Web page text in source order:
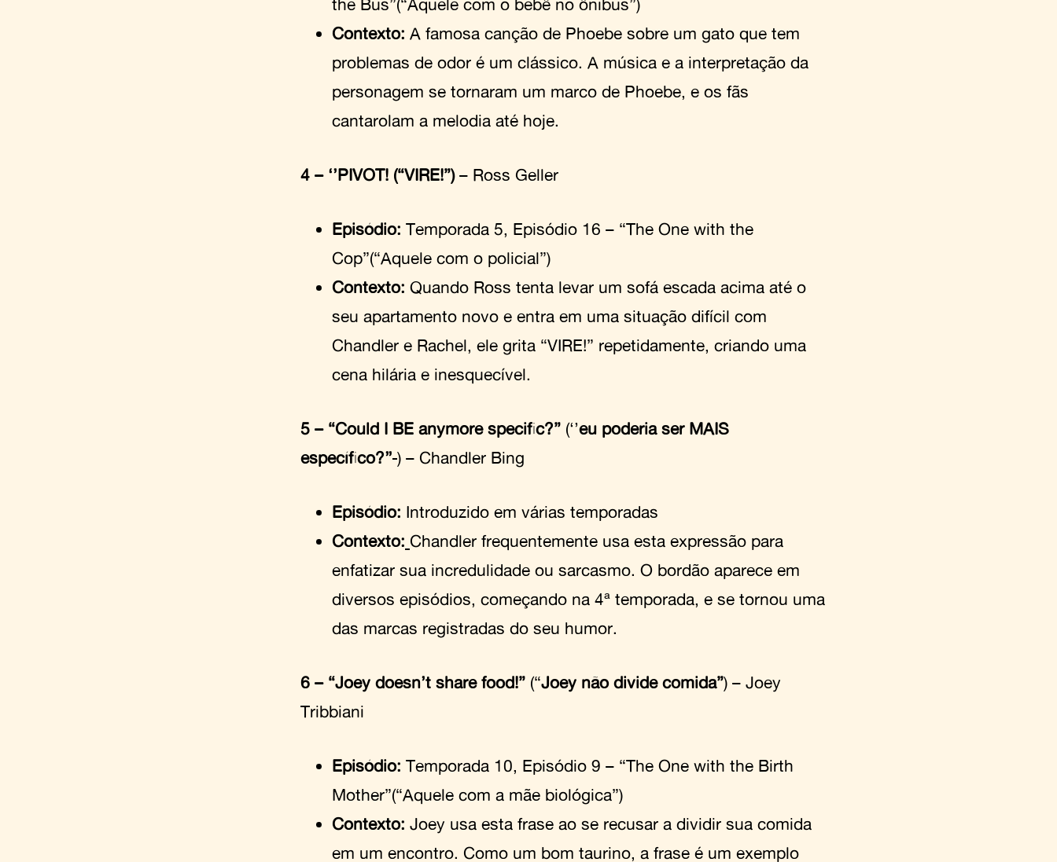
the Bus”(“Aquele com o bebê no ônibus”)
Contexto: A famosa canção de Phoebe sobre um gato que tem
problemas de odor é um clássico. A música e a interpretação da
personagem se tornaram um marco de Phoebe, e os fãs
cantarolam a melodia até hoje.
4 – ‘’PIVOT! (“VIRE!”)– Ross Geller
Episódio: Temporada 5, Episódio 16 – “The One with the
Cop”(“Aquele com o policial”)
Contexto: Quando Ross tenta levar um sofá escada acima até o
seu apartamento novo e entra em uma situação difícil com
Chandler e Rachel, ele grita “VIRE!” repetidamente, criando uma
cena hilária e inesquecível.
5 – “Could I BE anymore specific?” (‘’eu poderia ser MAIS
específico?’’ ) – Chandler Bing
Episódio: Introduzido em várias temporadas
Contexto: Chandler frequentemente usa esta expressão para
enfatizar sua incredulidade ou sarcasmo. O bordão aparece em
diversos episódios, começando na 4ª temporada, e se tornou uma
das marcas registradas do seu humor.
6 – “Joey doesn’t share food!” (“Joey não divide comida”) – Joey
Tribbiani
Episódio: Temporada 10, Episódio 9 – “The One with the Birth
Mother”(“Aquele com a mãe biológica”)
Contexto: Joey usa esta frase ao se recusar a dividir sua comida
em um encontro. Como um bom taurino, a frase é um exemplo